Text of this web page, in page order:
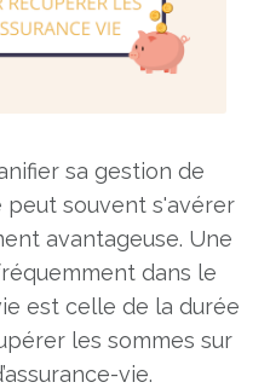
sa gestion de
souvent s'avérer
avantageuse. Une
dans le
est celle de la durée
les sommes sur
vie.